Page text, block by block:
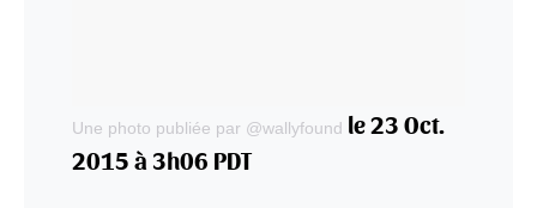
Une photo publiée par @wallyfound le 23 Oct.
2015 à 3h06 PDT